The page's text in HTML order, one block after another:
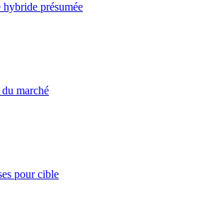
présumée
marché
pour cible